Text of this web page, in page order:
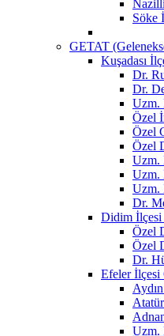
Söke
GETAT
Kuşadası
Dr.
Dr.
Uzm.
Özel
Özel
Özel
Uzm.
Uzm.
Uzm.
Dr.
Didim
Özel
Özel
Dr.
Efeler
Uzm.